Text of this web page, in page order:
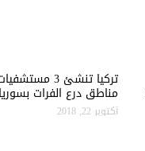
تركيا تنشئ 3
مناطق درع الفرات بسوريا
أكتوبر 22, 2018